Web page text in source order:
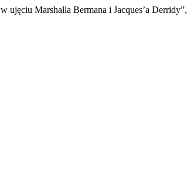
ujęciu Marshalla Bermana i Jacques’a Derridy”,